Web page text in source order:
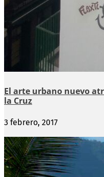
El arte urbano nuevo
la Cruz
3 febrero, 2017